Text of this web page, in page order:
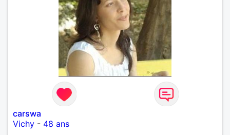
carswa
Vichy - 48 ans